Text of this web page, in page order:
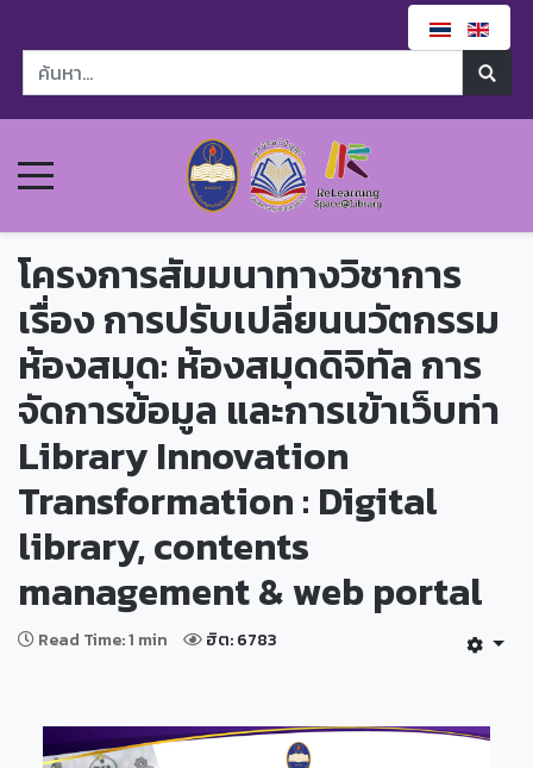
โครงการสัมมนาทางวิชาการ
เรื่อง การปรับเปลี่ยนนวัตกรรม
ห้องสมุด: ห้องสมุดดิจิทัล การ
จัดการข้อมูล และการเข้าเว็บท่า
Library Innovation
Transformation : Digital
library, contents
management & web portal
Read Time: 1 min ฮิต: 6783